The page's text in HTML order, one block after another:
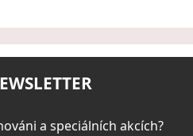
a speciálních akcích?